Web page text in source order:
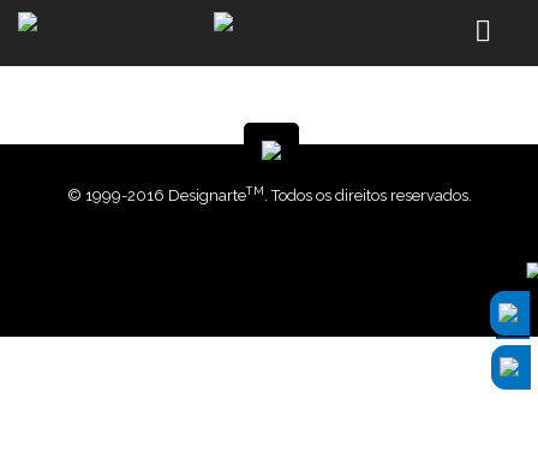
© 1999-2016 DesignarteTM. Todos os direitos reservados.